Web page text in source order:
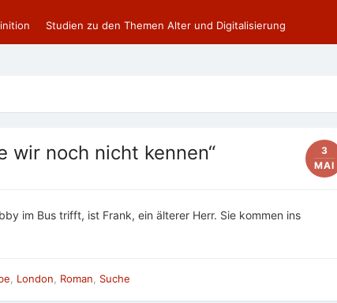
Studien zu den Themen Alter und Digitalisierung
wir noch nicht kennen“
3
MAI
im Bus trifft, ist Frank, ein älterer Herr. Sie kommen ins
London Roman Suche